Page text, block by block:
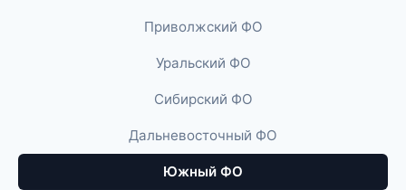
Приволжский ФО
Уральский ФО
Сибирский ФО
Дальневосточный ФО
Южный ФО